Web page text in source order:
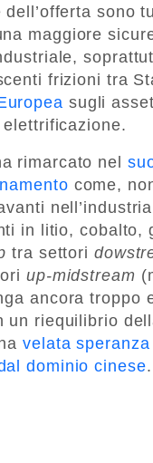
sono
maggiore
frizioni tra
sugli
rimarcato nel
come,
in litio, cobalto,
tra settori
up-midstream
ancora troppo
un riequilibrio
velata speranza
dominio cinese.